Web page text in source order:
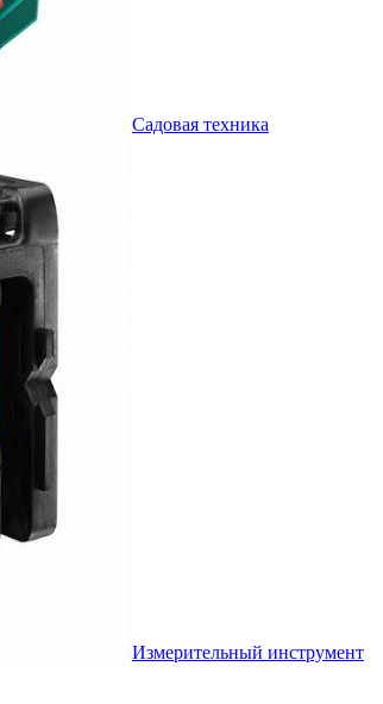
Садовая техника
Измерительный инструмент